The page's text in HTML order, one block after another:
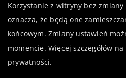
Korzystanie z witryny bez
oznacza, że będą one
końcowym. Zmiany ustawień
momencie. Więcej szczegółów
prywatności.